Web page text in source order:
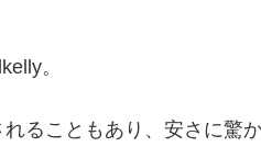
。
ることもあり、安さに驚